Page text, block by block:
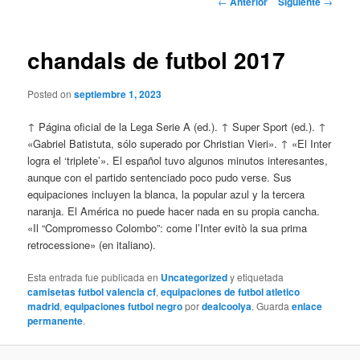
chandals de futbol 2017
Posted onseptiembre 1, 2023
↑ Página oficial de la Lega Serie A (ed.). ↑ Super Sport (ed.). ↑
«Gabriel Batistuta, sólo superado por Christian Vieri». ↑ «El Inter
logra el ‘triplete’». El español tuvo algunos minutos interesantes,
aunque con el partido sentenciado poco pudo verse. Sus
equipaciones incluyen la blanca, la popular azul y la tercera
naranja. El América no puede hacer nada en su propia cancha.
«Il “Compromesso Colombo”: come l’Inter evitò la sua prima
retrocessione» (en italiano).
Esta entrada fue publicada en Uncategorizedy etiquetada
camisetas futbol valencia cf,equipaciones de futbol atletico
madrid,equipaciones futbol negropordealcoolya. Guardaenlace
permanente.